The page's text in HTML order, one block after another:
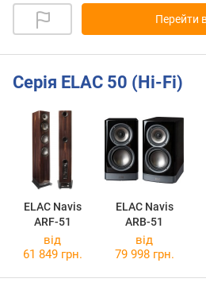
Перейти
Серія ELAC 50 (Hi-Fi)
ELAC Navis
ARF-51
ELAC Navis
ARB-51
від
61 849 грн.
від
79 998 грн.